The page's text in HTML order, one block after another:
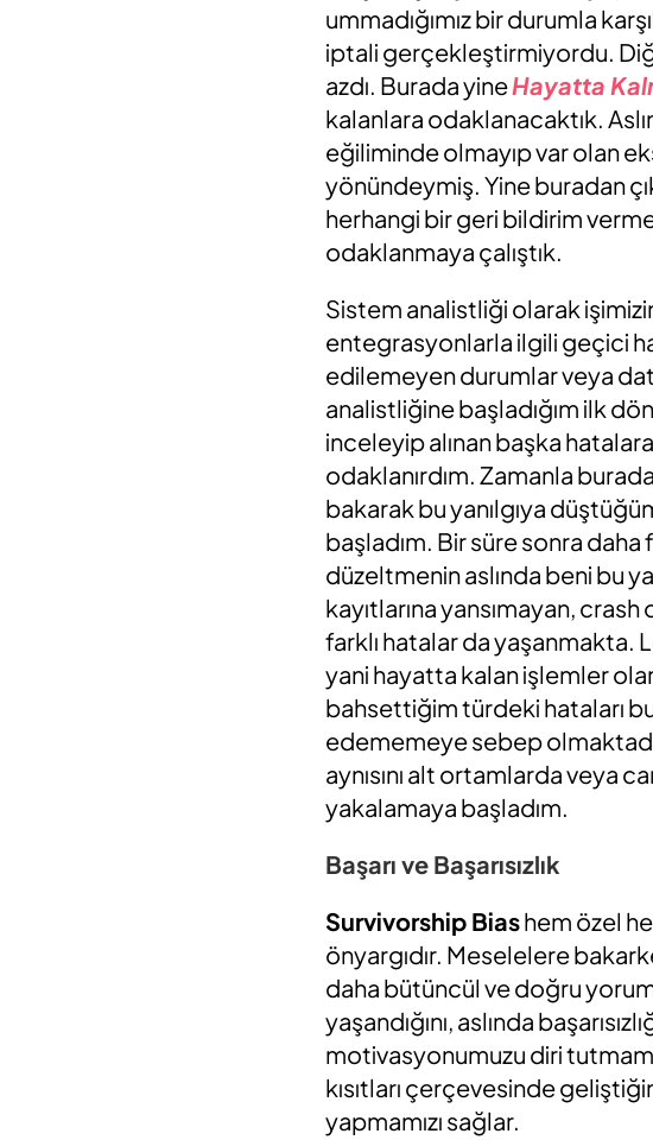
ummadığımız bir durumla
iptali gerçekleştirmiyordu.
azdı. Burada yineHayatta
kalanlara odaklanacaktık.
eğiliminde olmayıp var olan
yönündeymiş. Yine buradan
herhangi bir geri bildirim
odaklanmaya çalıştık.
Sistem analistliği olarak
entegrasyonlarla ilgili geçici
edilemeyen durumlar veya
analistliğine başladığım ilk
inceleyip alınan başka
odaklanırdım. Zamanla
bakarak bu yanılgıya
başladım. Bir süre sonra
düzeltmenin aslında beni bu
kayıtlarına yansımayan, crash
farklı hatalar da yaşanmakta.
yani hayatta kalan işlemler
bahsettiğim türdeki hataları
edememeye sebep
aynısını alt ortamlarda veya
yakalamaya başladım.
Başarı ve Başarısızlık
Survivorship Biashem özel
önyargıdır. Meselelere
daha bütüncül ve doğru
yaşandığını, aslında
motivasyonumuzu diri
kısıtları çerçevesinde
yapmamızı sağlar.